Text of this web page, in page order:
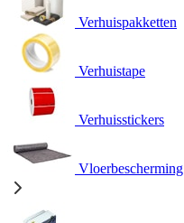
Verhuispakketten
Verhuistape
Verhuisstickers
Vloerbescherming